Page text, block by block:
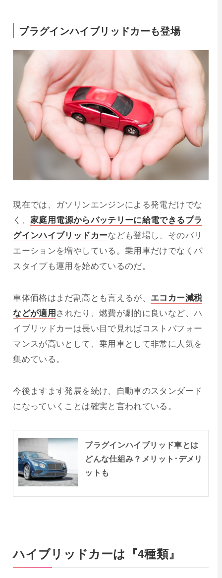
プラグインハイブリッドカーも登場
現在では、ガソリンエンジンによる発電だけでな
く、家庭用電源からバッテリーに給電できるプラ
グインハイブリッドカーなども登場し、そのバリ
エーションを増やしている。乗用車だけでなくバ
スタイプも運用を始めているのだ。
車体価格はまだ割高とも言えるが、 エコカー減税
などが適用されたり、燃費が劇的に良いなど、ハ
イブリッドカーは長い目で見ればコストパフォー
マンスが高いとして、乗用車として非常に人気を
集めている。
今後ますます発展を続け、自動車のスタンダード
になっていくことは確実と言われている。
プラグインハイブリッド車とは
どんな仕組み？メリット･デメリ
ットも
ハイブリッドカーは『4種類』